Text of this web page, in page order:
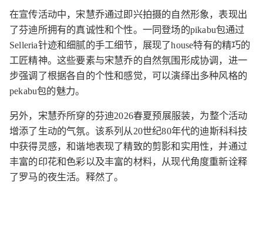
在宣传活动中，宋慧乔通过即兴拍摄的自然形象，表现出
了芬迪所拥有的真诚性和个性。一同登场的pikabu包通过
Selleria针迹和细腻的手工细节，展现了house特有的精巧的
工匠精神。这些要素与宋慧乔的自然氛围形成协调，进一
步强调了根据各自的个性和感觉，可以演绎出多种风格的
pekabu包的魅力。
另外，宋慧乔所穿的芬迪2026春夏预展服装，为整个活动
增添了生动的气氛。该系列从20世纪80年代的迪斯科科技
中获得灵感，和谐地表现了精致的剪影和实用性，并通过
丰富的印花和色彩以及丰富的材料，从现代角度重新诠释
了罗马的夜生活。释然了。